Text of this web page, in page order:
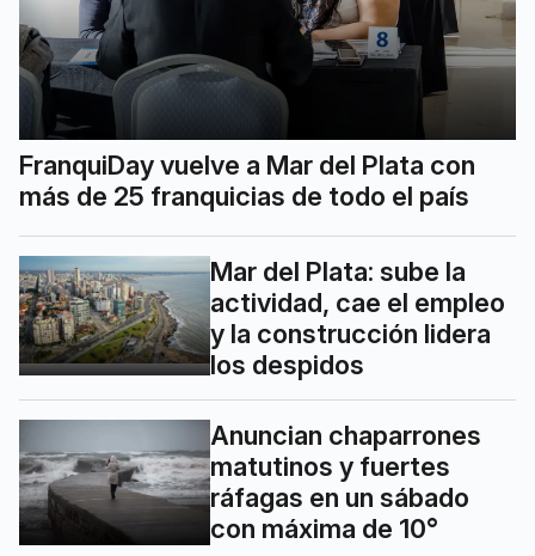
FranquiDay vuelve a Mar del Plata con
más de 25 franquicias de todo el país
Mar del Plata: sube la
actividad, cae el empleo
y la construcción lidera
los despidos
Anuncian chaparrones
matutinos y fuertes
ráfagas en un sábado
con máxima de 10°